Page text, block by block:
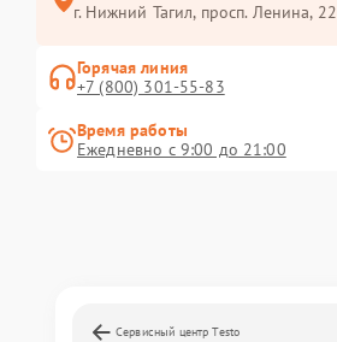
г. Нижний Тагил, просп. Ленина, 22
Горячая линия
+7 (800) 301-55-83
Время работы
Ежедневно с 9:00 до 21:00
Сервисный центр Testo